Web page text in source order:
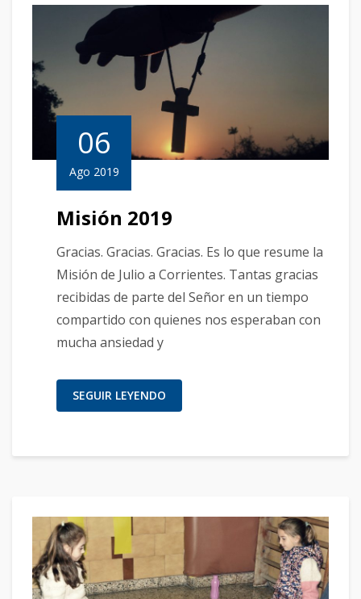
06
Ago 2019
Misión 2019
Gracias. Gracias. Gracias. Es lo que resume la
Misión de Julio a Corrientes. Tantas gracias
recibidas de parte del Señor en un tiempo
compartido con quienes nos esperaban con
mucha ansiedad y
SEGUIR LEYENDO